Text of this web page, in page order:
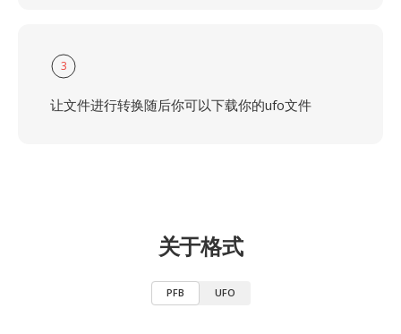
3
让文件进行转换随后你可以下载你的ufo文件
关于格式
PFB UFO